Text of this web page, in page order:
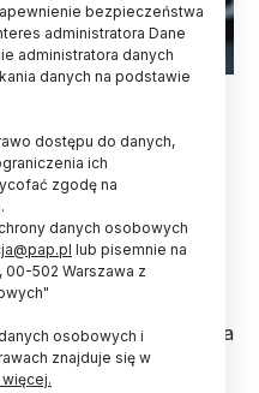
w okolicach brzucha
zdrowia - wynika z
te utrzymują się
nawet, gdy
się opłaca – taki
przeprowadzonego na
Według
życia utrata
bezpieczeństwa
administratora Dane
administratora danych
danych na podstawie
dostępu do danych,
ich
zgodę na
danych osobowych
lub pisemnie na
00-502 Warszawa z
osobowych i
znajduje się w